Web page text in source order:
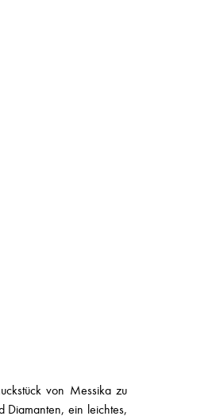
von Messika zu
Diamanten, ein leichtes,